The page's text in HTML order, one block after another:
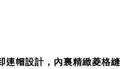
連帽設計，內裏精緻菱格縫